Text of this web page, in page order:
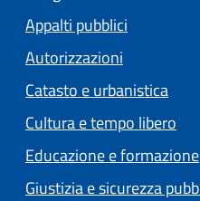
Appalti pubblici
Autorizzazioni
Catasto e urbanistica
Cultura e tempo libero
Educazione e formazione
Giustizia e sicurezza